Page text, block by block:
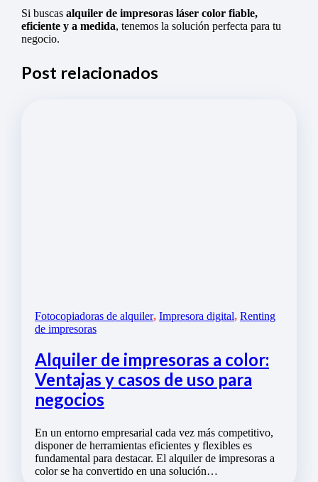
Si buscas alquiler de impresoras láser color fiable,
eficiente y a medida, tenemos la solución perfecta para tu
negocio.
Post relacionados
Fotocopiadoras de alquiler,Impresora digital,Renting
de impresoras
Alquiler de impresoras a color:
Ventajas y casos de uso para
negocios
En un entorno empresarial cada vez más competitivo,
disponer de herramientas eficientes y flexibles es
fundamental para destacar. El alquiler de impresoras a
color se ha convertido en una solución…